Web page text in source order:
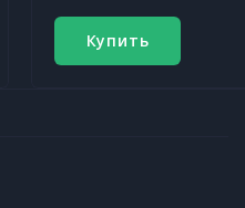
Купить